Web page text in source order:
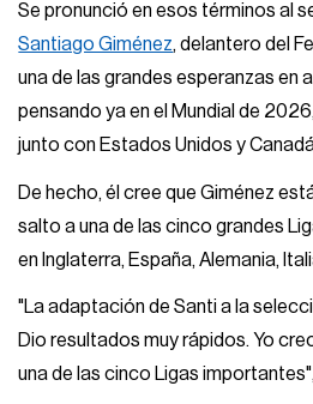
Se pronunció en esos términos al
Santiago Giménez, delantero del
una de las grandes esperanzas en
pensando ya en el Mundial de
junto con Estados Unidos y
De hecho, él cree que Giménez
salto a una de las cinco grandes
en Inglaterra, España, Alemania,
"La adaptación de Santi a la
Dio resultados muy rápidos. Yo
una de las cinco Ligas